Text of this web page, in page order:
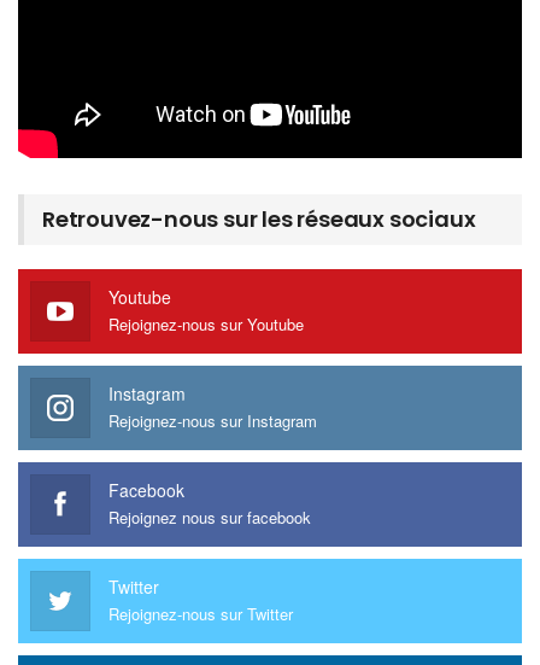
Retrouvez-nous sur les réseaux sociaux
Youtube
Rejoignez-nous sur Youtube
Instagram
Rejoignez-nous sur Instagram
Facebook
Rejoignez nous sur facebook
Twitter
Rejoignez-nous sur Twitter